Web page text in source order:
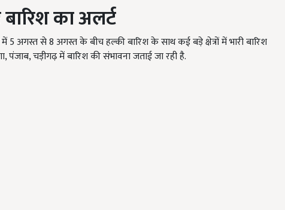
बारिशकाअलर्ट
अगस्त से 8 अगस्त के बीच हल्की बारिश के साथ कई बड़े क्षेत्रों में भारी बारिश
पंजाब, चड़ीगढ़ में बारिश की संभावना जताई जा रही है.